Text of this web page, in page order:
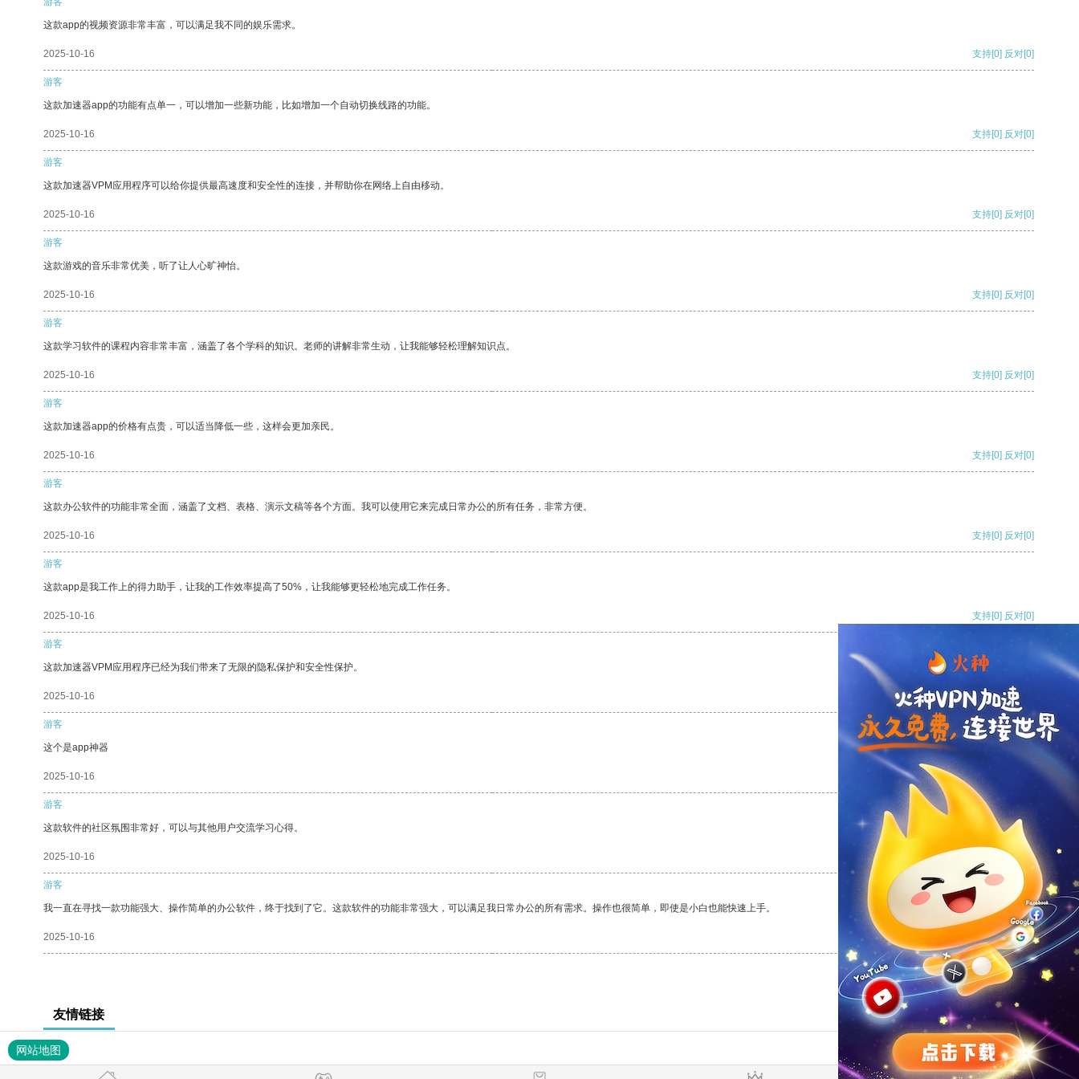
这款app的视频资源非常丰富，可以满足我不同的娱乐需求。
2025-10-16 支持[0] 反对[0]
游客
这款加速器app的功能有点单一，可以增加一些新功能，比如增加一个自动切换线路的功能。
2025-10-16 支持[0] 反对[0]
游客
这款加速器VPM应用程序可以给你提供最高速度和安全性的连接，并帮助你在网络上自由移动。
2025-10-16 支持[0] 反对[0]
游客
这款游戏的音乐非常优美，听了让人心旷神怡。
2025-10-16 支持[0] 反对[0]
游客
这款学习软件的课程内容非常丰富，涵盖了各个学科的知识。老师的讲解非常生动，让我能够轻松理解知识点。
2025-10-16 支持[0] 反对[0]
游客
这款加速器app的价格有点贵，可以适当降低一些，这样会更加亲民。
2025-10-16 支持[0] 反对[0]
游客
这款办公软件的功能非常全面，涵盖了文档、表格、演示文稿等各个方面。我可以使用它来完成日常办公的所有任务，非常方便。
2025-10-16 支持[0] 反对[0]
游客
这款app是我工作上的得力助手，让我的工作效率提高了50%，让我能够更轻松地完成工作任务。
2025-10-16 支持[0] 反对[0]
游客
这款加速器VPM应用程序已经为我们带来了无限的隐私保护和安全性保护。
2025-10-16 支持[0] 反对
游客
这个是app神器
2025-10-16 支持
游客
这款软件的社区氛围非常好，可以与其他用户交流学习心得。
2025-10-16 反对 [0]
游客
我一直在寻找一款功能强大、操作简单的办公软件，终于找到了它。这款软件的功能非常强大，可以满足我日常办公的所有需求。操作也很简单，即使是小白也能快速上手。
2025-10-16 支持[0] 反对[0]
友情链接
网站地图